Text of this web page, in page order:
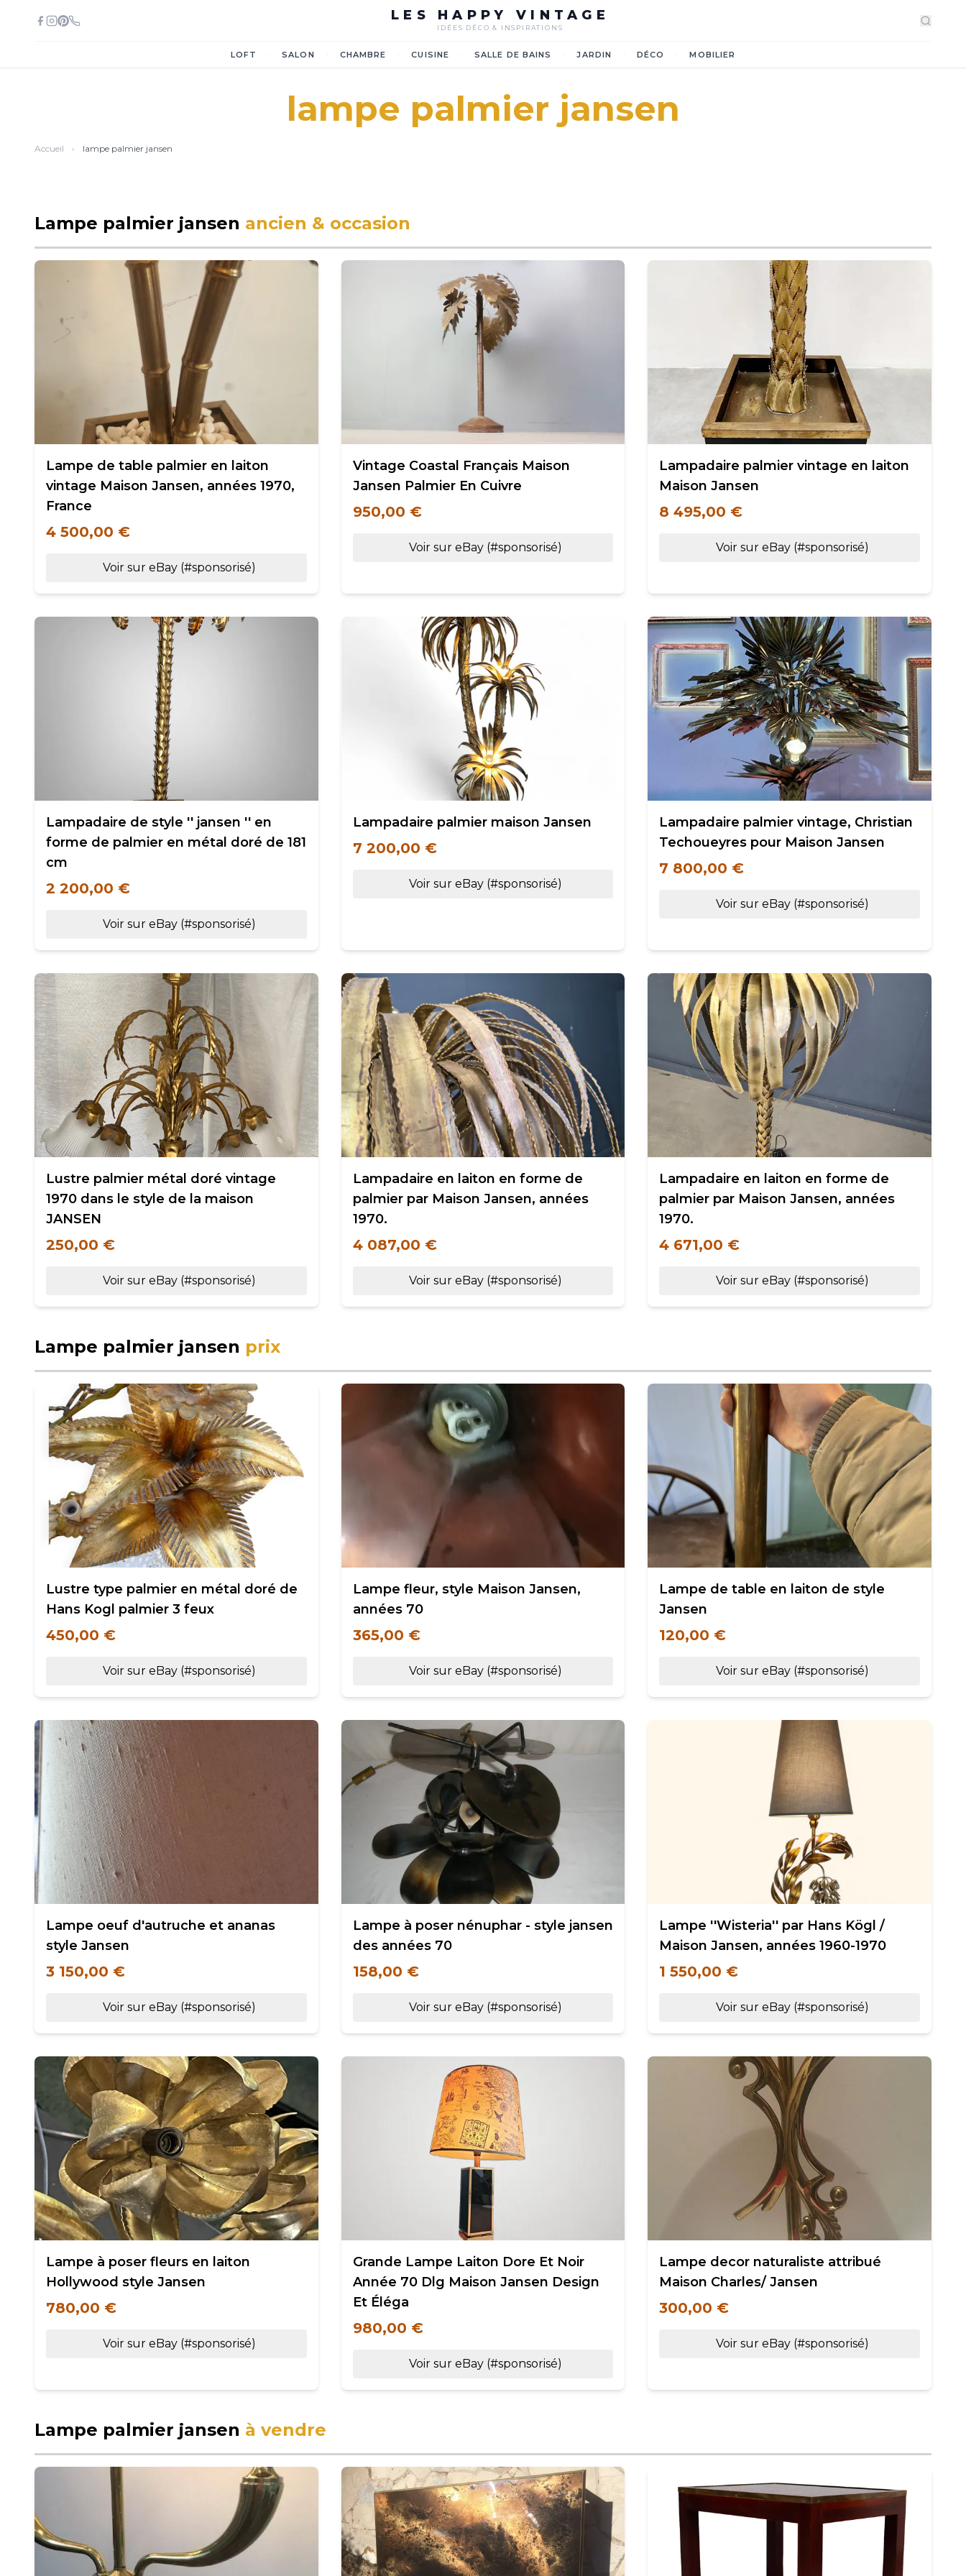
LES HAPPY VINTAGE
IDÉES DÉCO & INSPIRATIONS
LOFT SALON CHAMBRE CUISINE SALLE DE BAINS JARDIN DÉCO MOBILIER
lampe palmier jansen
Accueil › lampe palmier jansen
Lampe palmier jansen ancien & occasion
Lampe de table palmier en laiton
vintage Maison Jansen, années 1970,
France
4 500,00 €
Voir sur eBay (#sponsorisé)
Vintage Coastal Français Maison
Jansen Palmier En Cuivre
950,00 €
Voir sur eBay (#sponsorisé)
Lampadaire palmier vintage en laiton
Maison Jansen
8 495,00 €
Voir sur eBay (#sponsorisé)
Lampadaire de style '' jansen '' en
forme de palmier en métal doré de 181
cm
2 200,00 €
Voir sur eBay (#sponsorisé)
Lampadaire palmier maison Jansen
7 200,00 €
Voir sur eBay (#sponsorisé)
Lampadaire palmier vintage, Christian
Techoueyres pour Maison Jansen
7 800,00 €
Voir sur eBay (#sponsorisé)
Lustre palmier métal doré vintage
1970 dans le style de la maison
JANSEN
250,00 €
Voir sur eBay (#sponsorisé)
Lampadaire en laiton en forme de
palmier par Maison Jansen, années
1970.
4 087,00 €
Voir sur eBay (#sponsorisé)
Lampadaire en laiton en forme de
palmier par Maison Jansen, années
1970.
4 671,00 €
Voir sur eBay (#sponsorisé)
Lampe palmier jansen prix
Lustre type palmier en métal doré de
Hans Kogl palmier 3 feux
450,00 €
Voir sur eBay (#sponsorisé)
Lampe fleur, style Maison Jansen,
années 70
365,00 €
Voir sur eBay (#sponsorisé)
Lampe de table en laiton de style
Jansen
120,00 €
Voir sur eBay (#sponsorisé)
Lampe oeuf d'autruche et ananas
style Jansen
3 150,00 €
Voir sur eBay (#sponsorisé)
Lampe à poser nénuphar - style jansen
des années 70
158,00 €
Voir sur eBay (#sponsorisé)
Lampe ''Wisteria'' par Hans Kögl /
Maison Jansen, années 1960-1970
1 550,00 €
Voir sur eBay (#sponsorisé)
Lampe à poser fleurs en laiton
Hollywood style Jansen
780,00 €
Voir sur eBay (#sponsorisé)
Grande Lampe Laiton Dore Et Noir
Année 70 Dlg Maison Jansen Design
Et Éléga
980,00 €
Voir sur eBay (#sponsorisé)
Lampe decor naturaliste attribué
Maison Charles/ Jansen
300,00 €
Voir sur eBay (#sponsorisé)
Lampe palmier jansen à vendre